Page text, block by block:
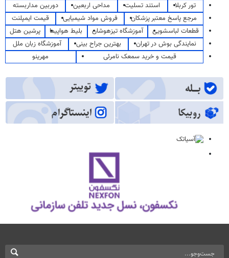
تور کربلا
استند تسلیت مداحی اربعین
دوربین مداربسته
مرجع پاسخ معتبر پزشکان
فروش مواد شیمیایی
قیمت ایمپلنت
قطعات لباسشویی
آموزشگاه تیزهوشان بلیط هواپیما
پرشین هتل
نمایندگی بوش در تهران
بهترین جراح بینی
آموزشگاه زبان ملل
قیمت و خرید سمعک نامرئی
مهرینو